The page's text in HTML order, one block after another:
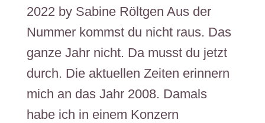
2022 by Sabine Röltgen Aus der
Nummer kommst du nicht raus. Das
ganze Jahr nicht. Da musst du jetzt
durch. Die aktuellen Zeiten erinnern
mich an das Jahr 2008. Damals
habe ich in einem Konzern